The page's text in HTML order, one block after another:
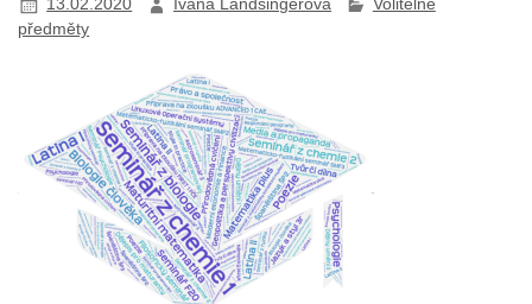
13.02.2020 Ivana Landsingerová
Volitelné
předměty